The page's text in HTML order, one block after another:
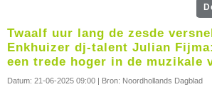
Twaalf uur lang de zesde
Enkhuizer dj-talent Julian
een trede hoger in de muzikale
Datum: 21-06-2025 09:00 | Bron: Noordhollands Dagblad